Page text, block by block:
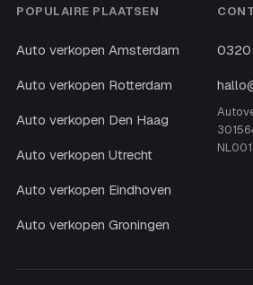
POPULAIRE PLAATSEN
Auto verkopen Amsterdam
Auto verkopen Rotterdam
Auto verkopen Den Haag
Auto verkopen Utrecht
Auto verkopen Eindhoven
Auto verkopen Groningen